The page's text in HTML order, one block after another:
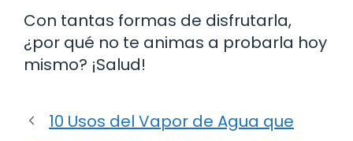
Con tantas formas de disfrutarla,
¿por qué no te animas a probarla hoy
mismo? ¡Salud!
10 Usos del Vapor de Agua que